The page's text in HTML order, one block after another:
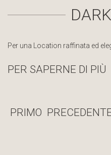
Per una Location raffinata ed
PER SAPERNE DI PIÙ
PRIMO